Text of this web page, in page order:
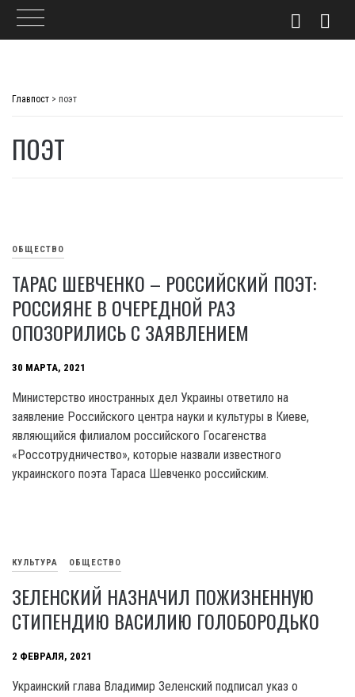
Главпост > поэт
ПОЭТ
ОБЩЕСТВО
ТАРАС ШЕВЧЕНКО – РОССИЙСКИЙ ПОЭТ:
РОССИЯНЕ В ОЧЕРЕДНОЙ РАЗ
ОПОЗОРИЛИСЬ С ЗАЯВЛЕНИЕМ
30 МАРТА, 2021
Министерство иностранных дел Украины ответило на
заявление Российского центра науки и культуры в Киеве,
являющийся филиалом российского Госагенства
«Россотрудничество», которые назвали известного
украинского поэта Тараса Шевченко российским.
КУЛЬТУРА ОБЩЕСТВО
ЗЕЛЕНСКИЙ НАЗНАЧИЛ ПОЖИЗНЕННУЮ
СТИПЕНДИЮ ВАСИЛИЮ ГОЛОБОРОДЬКО
2 ФЕВРАЛЯ, 2021
Украинский глава Владимир Зеленский подписал указ о